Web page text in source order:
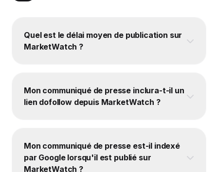
Quel est le délai moyen de publication sur
MarketWatch ?
Mon communiqué de presse inclura-t-il un
lien dofollow depuis MarketWatch ?
Mon communiqué de presse est-il indexé
par Google lorsqu'il est publié sur
MarketWatch ?